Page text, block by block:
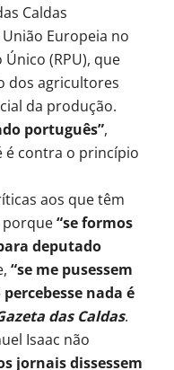
Caldas
Europeia no
(RPU), que
dos agricultores
da produção.
português”,
é contra o princípio
aos que têm
porque“se formos
deputado
“se me pusessem
nada é
das Caldas.
Isaac não
jornais dissessem